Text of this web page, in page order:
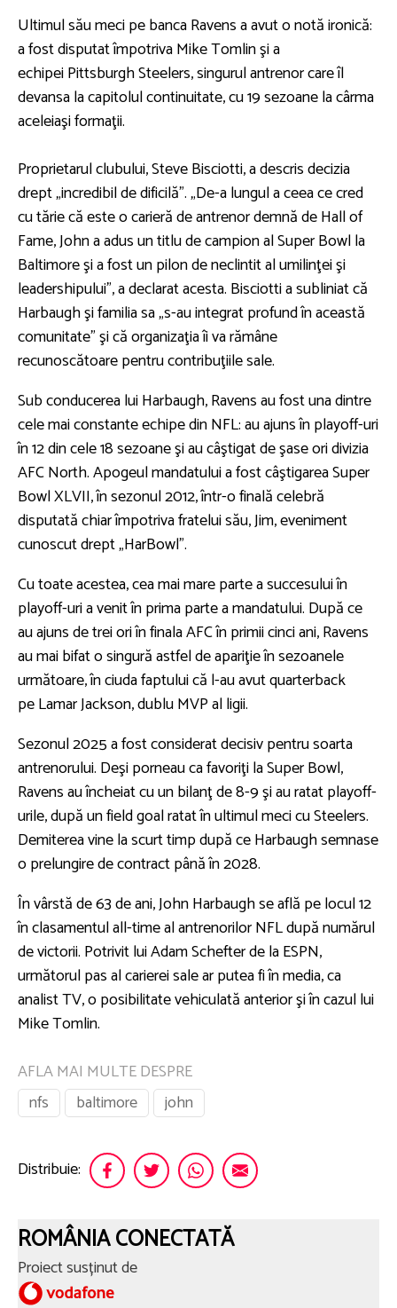
Ultimul său meci pe banca Ravens a avut o notă ironică:
a fost disputat împotrivaMike Tomlinşi a
echipeiPittsburgh Steelers, singurul antrenor care îl
devansa la capitolul continuitate, cu 19 sezoane la cârma
aceleiaşi formaţii.
Proprietarul clubului,Steve Bisciotti, a descris decizia
drept „incredibil de dificilă”. „De-a lungul a ceea ce cred
cu tărie că este o carieră de antrenor demnă de Hall of
Fame, John a adus un titlu de campion al Super Bowl la
Baltimore şi a fost un pilon de neclintit al umilinţei şi
leadershipului”, a declarat acesta. Bisciotti a subliniat că
Harbaugh şi familia sa „s-au integrat profund în această
comunitate” şi că organizaţia îi va rămâne
recunoscătoare pentru contribuţiile sale.
Sub conducerea lui Harbaugh, Ravens au fost una dintre
cele mai constante echipe din NFL: au ajuns în playoff-uri
în 12 din cele 18 sezoane şi au câştigat de şase ori divizia
AFC North. Apogeul mandatului a fost câştigarea Super
Bowl XLVII, în sezonul 2012, într-o finală celebră
disputată chiar împotriva fratelui său, Jim, eveniment
cunoscut drept „HarBowl”.
Cu toate acestea, cea mai mare parte a succesului în
playoff-uri a venit în prima parte a mandatului. După ce
au ajuns de trei ori în finala AFC în primii cinci ani, Ravens
au mai bifat o singură astfel de apariţie în sezoanele
următoare, în ciuda faptului că l-au avut quarterback
peLamar Jackson, dublu MVP al ligii.
Sezonul 2025 a fost considerat decisiv pentru soarta
antrenorului. Deşi porneau ca favoriţi la Super Bowl,
Ravens au încheiat cu un bilanţ de 8-9 şi au ratat playoff-
urile, după un field goal ratat în ultimul meci cu Steelers.
Demiterea vine la scurt timp după ce Harbaugh semnase
o prelungire de contract până în 2028.
În vârstă de 63 de ani, John Harbaugh se află pe locul 12
în clasamentul all-time al antrenorilor NFL după numărul
de victorii. Potrivit lui Adam Schefter de la ESPN,
următorul pas al carierei sale ar putea fi în media, ca
analist TV, o posibilitate vehiculată anterior şi în cazul lui
Mike Tomlin.
AFLA MAI MULTE DESPRE
nfs
baltimore john
Distribuie:
ROMÂNIA CONECTATĂ
Proiect susținut de